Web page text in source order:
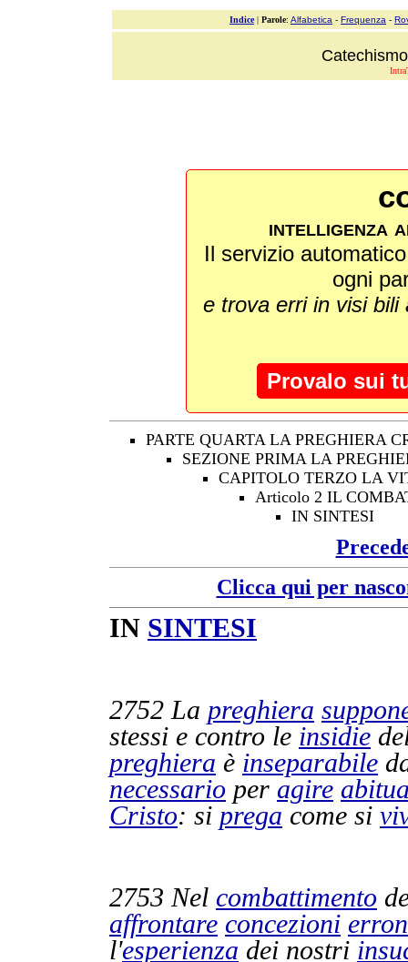
Indice| Parole: Alfabetica - Frequenza -
intelligenza
Il servizio
ogni
e trova erri in visi
Provalo sui
PARTE QUARTA LA PREGHIERA
SEZIONE PRIMA LA
CAPITOLO TERZO LA
Articolo 2 IL
IN SINTESI
Clicca qui per
IN SINTESI
2752 La preghiera
stessi e contro le insidie
preghiera è inseparabile
necessario per agire
Cristo: si prega come si
2753 Nel combattimento
affrontare concezioni
l'esperienza dei nostri